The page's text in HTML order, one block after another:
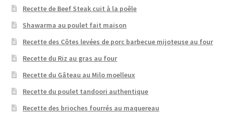
Recette de Beef Steak cuit à la poêle
Shawarma au poulet fait maison
Recette des Côtes levées de porc barbecue mijoteuse au four
Recette du Riz au gras au four
Recette du Gâteau au Milo moelleux
Recette du poulet tandoori authentique
Recette des brioches fourrés au maquereau